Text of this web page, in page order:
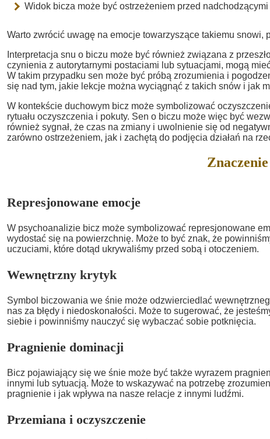
Widok bicza może być ostrzeżeniem przed
Warto zwrócić uwagę na emocje towarzyszące takiemu
Interpretacja snu o biczu może być również związana z
czynienia z autorytarnymi postaciami lub sytuacjami, mogą
W takim przypadku sen może być próbą zrozumienia i
się nad tym, jakie lekcje można wyciągnąć z takich snów i jak
W kontekście duchowym bicz może symbolizować
rytuału oczyszczenia i pokuty. Sen o biczu może więc być
również sygnał, że czas na zmiany i uwolnienie się od
zarówno ostrzeżeniem, jak i zachętą do podjęcia działań na
Represjonowane emocje
W psychoanalizie bicz może symbolizować represjonowane
wydostać się na powierzchnię. Może to być znak, że
uczuciami, które dotąd ukrywaliśmy przed sobą i otoczeniem.
Wewnętrzny krytyk
Symbol biczowania we śnie może odzwierciedlać
nas za błędy i niedoskonałości. Może to sugerować, że
siebie i powinniśmy nauczyć się wybaczać sobie potknięcia.
Pragnienie dominacji
Bicz pojawiający się we śnie może być także wyrazem
innymi lub sytuacją. Może to wskazywać na potrzebę
pragnienie i jak wpływa na nasze relacje z innymi ludźmi.
Przemiana i oczyszczenie